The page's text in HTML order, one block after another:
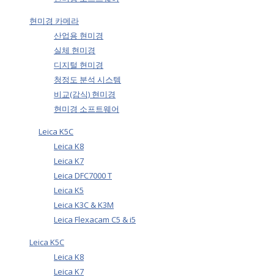
현미경 카메라
산업용 현미경
실체 현미경
디지털 현미경
청정도 분석 시스템
비교(감식) 현미경
현미경 소프트웨어
Leica K5C
Leica K8
Leica K7
Leica DFC7000 T
Leica K5
Leica K3C & K3M
Leica Flexacam C5 & i5
Leica K5C
Leica K8
Leica K7